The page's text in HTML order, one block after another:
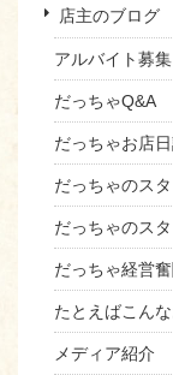
店主のブログ
アルバイト募集
だっちゃQ&A
だっちゃお店
だっちゃのス
だっちゃのス
だっちゃ経営
たとえばこん
メディア紹介